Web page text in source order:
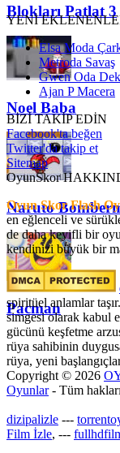
Blokları Patlat 3
Noel Baba
Naruto
Pacman
YENİ
Elsa Moda
Metroda Savaş
Gwen Oda
Ajan P Macera
BİZİ TAKİP EDİN
Facebook'ta beğen
Twitter'da takip et
Sitemap
OyunSkor
Oyun Skor Flash
en eğlenceli ve
de daha keyifli bir
kendinizi büyük bir
spiritüel anlamlar
simgesi olarak kabul
gücünü keşfetme
rüya sahibinin
rüya, yeni
Copyright © 2026
Oyunlar- Tüm hakları
dizipalizle ---
Film İzle, ---